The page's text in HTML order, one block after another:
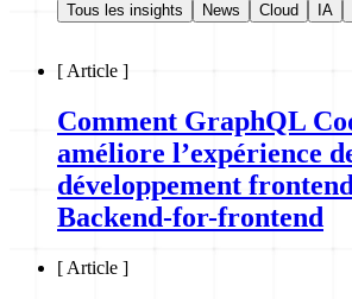
Tous les insights News Cloud IA
[ Article ]
Comment GraphQL
améliore l’expérience
développement
Backend-for-frontend
[ Article ]